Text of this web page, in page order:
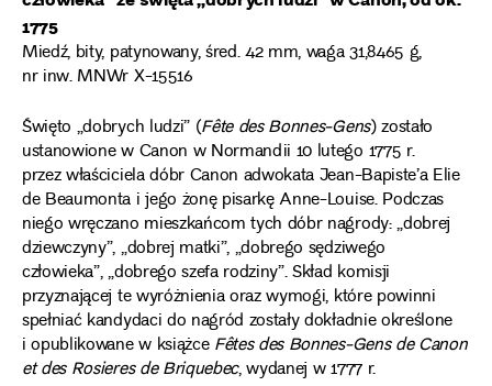
1775
Miedź, bity, patynowany, śred. 42 mm, waga 31,8465 g,
nr inw. MNWr X-15516
Święto „dobrych ludzi” (Fête des Bonnes-Gens) zostało
ustanowione w Canon w Normandii 10 lutego 1775 r.
przez właściciela dóbr Canon adwokata Jean-Bapiste’a Elie
de Beaumonta i jego żonę pisarkę Anne-Louise. Podczas
niego wręczano mieszkańcom tych dóbr nagrody: „dobrej
dziewczyny”, „dobrej matki”, „dobrego sędziwego
człowieka”, „dobrego szefa rodziny”. Skład komisji
przyznającej te wyróżnienia oraz wymogi, które powinni
spełniać kandydaci do nagród zostały dokładnie określone
i opublikowane w książceFêtes des Bonnes-Gens de Canon
et des Rosieres de Briquebec, wydanej w 1777 r.